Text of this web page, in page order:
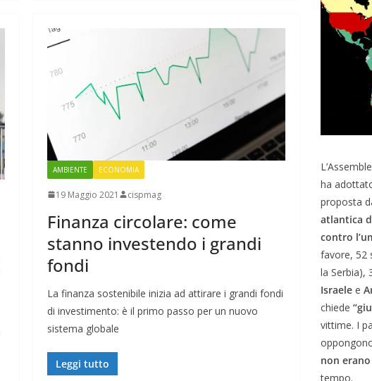
AMBIENTE ECONOMIA
19 Maggio 2021 cispmag
Finanza circolare: come
stanno investendo i grandi
fondi
La finanza sostenibile inizia ad attirare i grandi fondi
di investimento: è il primo passo per un nuovo
sistema globale
Leggi tutto
ha
proposta
atlantica
contro
favore, 52
la Serbia),
Israele e
chiede
vittime. I
non
tempo.